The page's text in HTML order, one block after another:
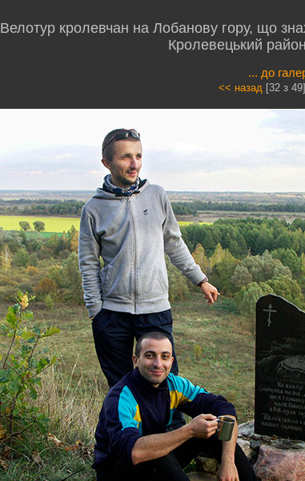
Велотур кролевчан на Лобанову гору, що
Кролевецький
... до
<< назад [32 з 49]